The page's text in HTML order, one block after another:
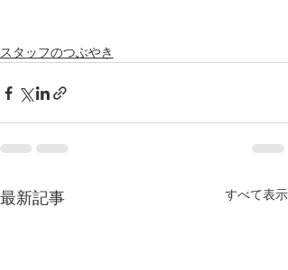
スタッフのつぶやき
最新記事 すべて表示